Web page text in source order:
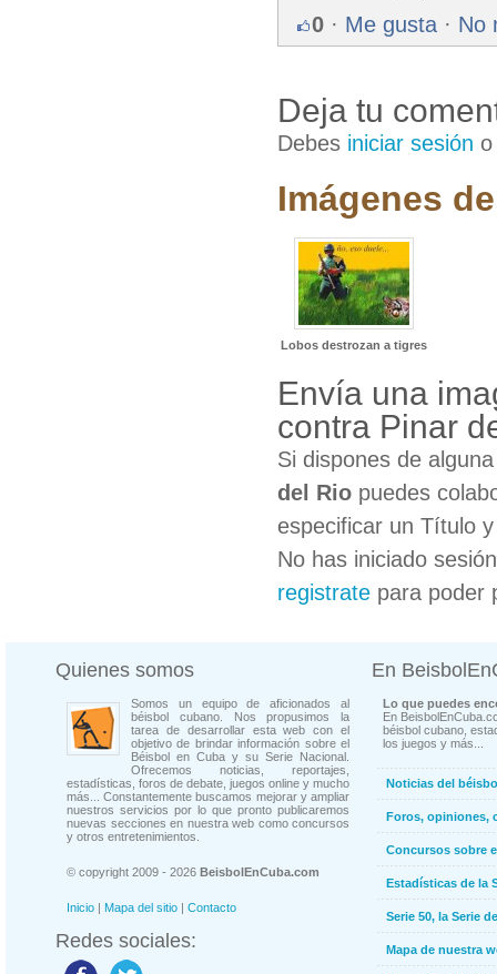
0 · Me gusta · No
Deja tu
Debes iniciar sesión
Imágenes
Lobos destrozan a tigres
Envía una
contra Pinar
Si dispones de
del Rio puedes
especificar un Título
No has iniciado
registrate para poder
Quienes somos
Somos un equipo de aficionados al
béisbol cubano. Nos propusimos la
tarea de desarrollar esta web con el
objetivo de brindar información sobre el
Béisbol en Cuba y su Serie Nacional.
Ofrecemos noticias, reportajes,
estadísticas, foros de debate, juegos online y mucho
más... Constantemente buscamos mejorar y ampliar
nuestros servicios por lo que pronto publicaremos
nuevas secciones en nuestra web como concursos
y otros entretenimientos.
© copyright 2009 - 2026 BeisbolEnCuba.com
Inicio | Mapa del sitio | Contacto
Redes sociales:
En
Lo que puedes
En
béisbol cubano,
los juegos y más...
Noticias del
Foros, opiniones,
Concursos sobre
Estadísticas de la
Serie 50, la Serie
Mapa de nuestra